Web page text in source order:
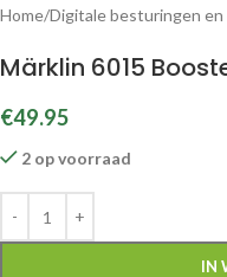
Home/Digitale besturingen en
Märklin 6015
€49.95
2 op voorraad
IN